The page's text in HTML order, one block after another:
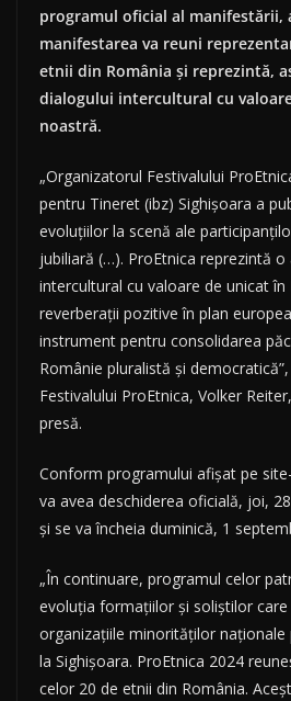
programul oficial al manifestării,
manifestarea va reuni
etnii din România şi reprezintă,
dialogului intercultural cu
noastră.
„Organizatorul Festivalului
pentru Tineret (ibz) Sighişoara a
evoluţiilor la scenă ale
jubiliară (…). ProEtnica reprezintă
intercultural cu valoare de unicat în
reverberaţii pozitive în plan
instrument pentru consolidarea
Românie pluralistă şi
Festivalului ProEtnica, Volker
presă.
Conform programului afişat pe
va avea deschiderea oficială, joi,
şi se va încheia duminică, 1
„În continuare, programul celor
evoluţia formaţiilor şi soliştilor care
organizaţiile minorităţilor naţionale
la Sighişoara. ProEtnica 2024
celor 20 de etnii din România.